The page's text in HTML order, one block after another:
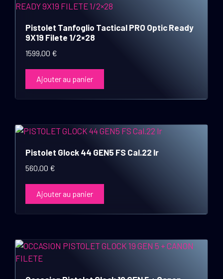
Pistolet Tanfoglio Tactical PRO Optic Ready
9X19 Filete 1/2×28
1599,00 €
Ajouter au panier
Pistolet Glock 44 GEN5 FS Cal.22 lr
560,00 €
Ajouter au panier